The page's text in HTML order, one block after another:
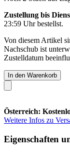
Zustellung bis
23:59 Uhrbestellst.
Von diesem Artikel
Nachschub ist
Zustelldatum
In den Warenkorb
Österreich:
Weitere Infos zu
Eigenschaften